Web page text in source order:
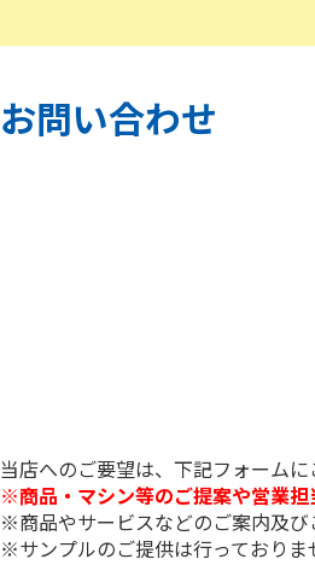
お問い合わせ
当店へのご要望は、下記フォームに
※商品・マシン等のご提案や営業
※商品やサービスなどのご案内及び
※サンプルのご提供は行っておりま